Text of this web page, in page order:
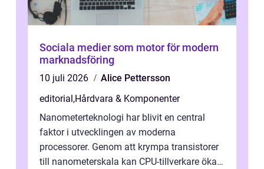
Sociala medier som motor för modern
marknadsföring
10 juli 2026
Alice Pettersson
editorial,Hårdvara & Komponenter
Nanometerteknologi har blivit en central
faktor i utvecklingen av moderna
processorer. Genom att krympa transistorer
till nanometerskala kan CPU-tillverkare öka